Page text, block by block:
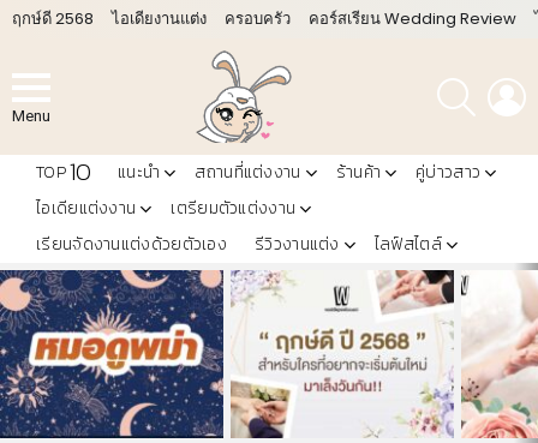
ฤกษ์ดี 2568 ไอเดียงานแต่ง ครอบครัว คอร์สเรียน Wedding Review
Menu
ค้นหา
TOP10 แนะนำ สถานที่แต่งงาน ร้านค้า
คู่บ่าวสาว
ไอเดียแต่งงาน
เตรียมตัวแต่งงาน
เรียนจัดงานแต่งด้วยตัวเอง
รีวิวงานแต่ง ไลฟ์สไตล์
LATEST
STORIES